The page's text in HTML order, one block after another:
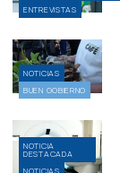
ENTREVISTAS
NOTICIAS
BUEN GOBIERNO
NOTICIA
DESTACADA